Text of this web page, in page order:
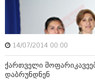
სექტემბერი 2012
აგვისტო 2012
ივლისი 2012
აპრილი 2012
მარტი 2012
თებერვალი 2012
14/07/2014 00:00
ქართველი
დაბრუნდნენ